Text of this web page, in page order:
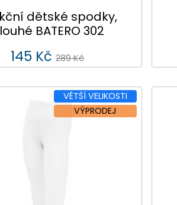
dětské spodky,
BATERO 302
145 Kč 289 Kč
VĚTŠÍ VELIKOSTI
VÝPRODEJ